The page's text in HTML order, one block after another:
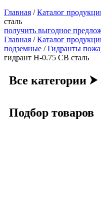
Главная /Каталог
сталь
получить выгодное
Главная /Каталог
подземные /Гидранты
гидрант Н-0.75 СВ сталь
Все категории ⮞
Подбор товаров